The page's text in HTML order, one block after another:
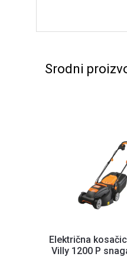
Srodni
Električna
Villy 1200 P